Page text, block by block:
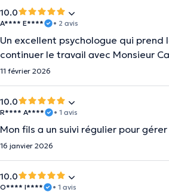
10.0
A**** E**** • 2 avis
Un excellent psychologue qui
continuer le travail avec Monsieur
11 février 2026
10.0
R**** A**** • 1 avis
Mon fils a un suivi régulier pour
16 janvier 2026
10.0
O**** I**** • 1 avis